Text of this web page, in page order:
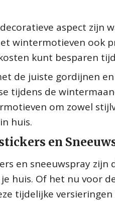
aspect zijn
wintermotieven ook
kunt besparen
de juiste gordijnen
tijdens de
om zowel
huis.
en
en sneeuwspray
huis. Of het nu voor
tijdelijke